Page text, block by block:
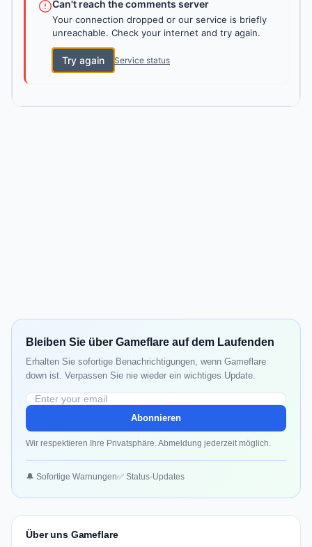
Can't reach the comments server
Your connection dropped or our service is briefly
unreachable. Check your internet and try again.
Try again Service status
Bleiben Sie über Gameflare auf dem Laufenden
Erhalten Sie sofortige Benachrichtigungen, wenn Gameflare
down ist. Verpassen Sie nie wieder ein wichtiges Update.
Abonnieren
Wir respektieren Ihre Privatsphäre. Abmeldung jederzeit möglich.
🔔 Sofortige Warnungen✅ Status-Updates
Über uns Gameflare